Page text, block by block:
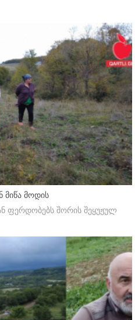
მოდის
ფერდობებს შორის შეყუჟულ